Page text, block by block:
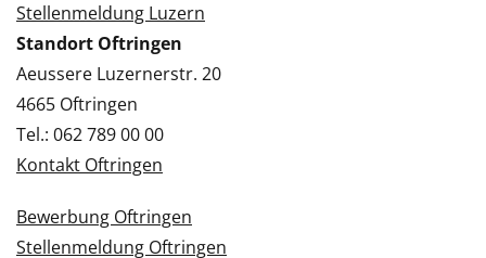
Stellenmeldung Luzern
Standort Oftringen
Aeussere Luzernerstr. 20
4665 Oftringen
Tel.: 062 789 00 00
Kontakt Oftringen
Bewerbung Oftringen
Stellenmeldung Oftringen